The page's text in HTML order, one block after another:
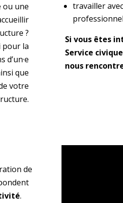
ou une
?
pour la
d’un·e
que
votre
travailler
Si vous êtes
Service
nous
de
.